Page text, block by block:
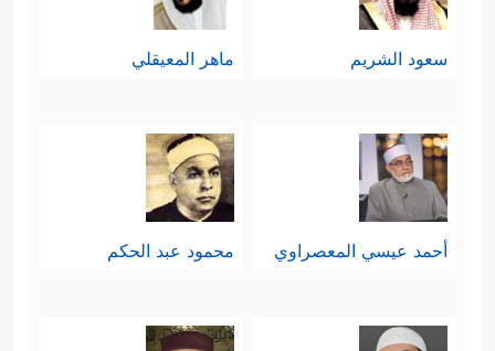
سعود الشريم ماهر المعيقلي
أحمد عيسي المعصراوي محمود عبد الحكم